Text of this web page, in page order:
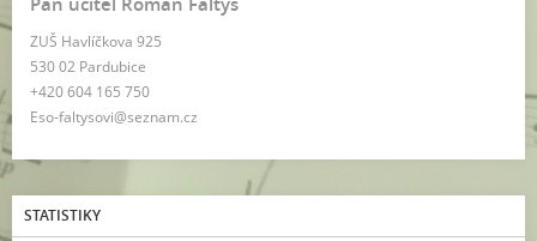
ZUŠ Havlíčkova 925
530 02 Pardubice
+420 604 165 750
Eso-faltysovi@seznam.cz
STATISTIKY